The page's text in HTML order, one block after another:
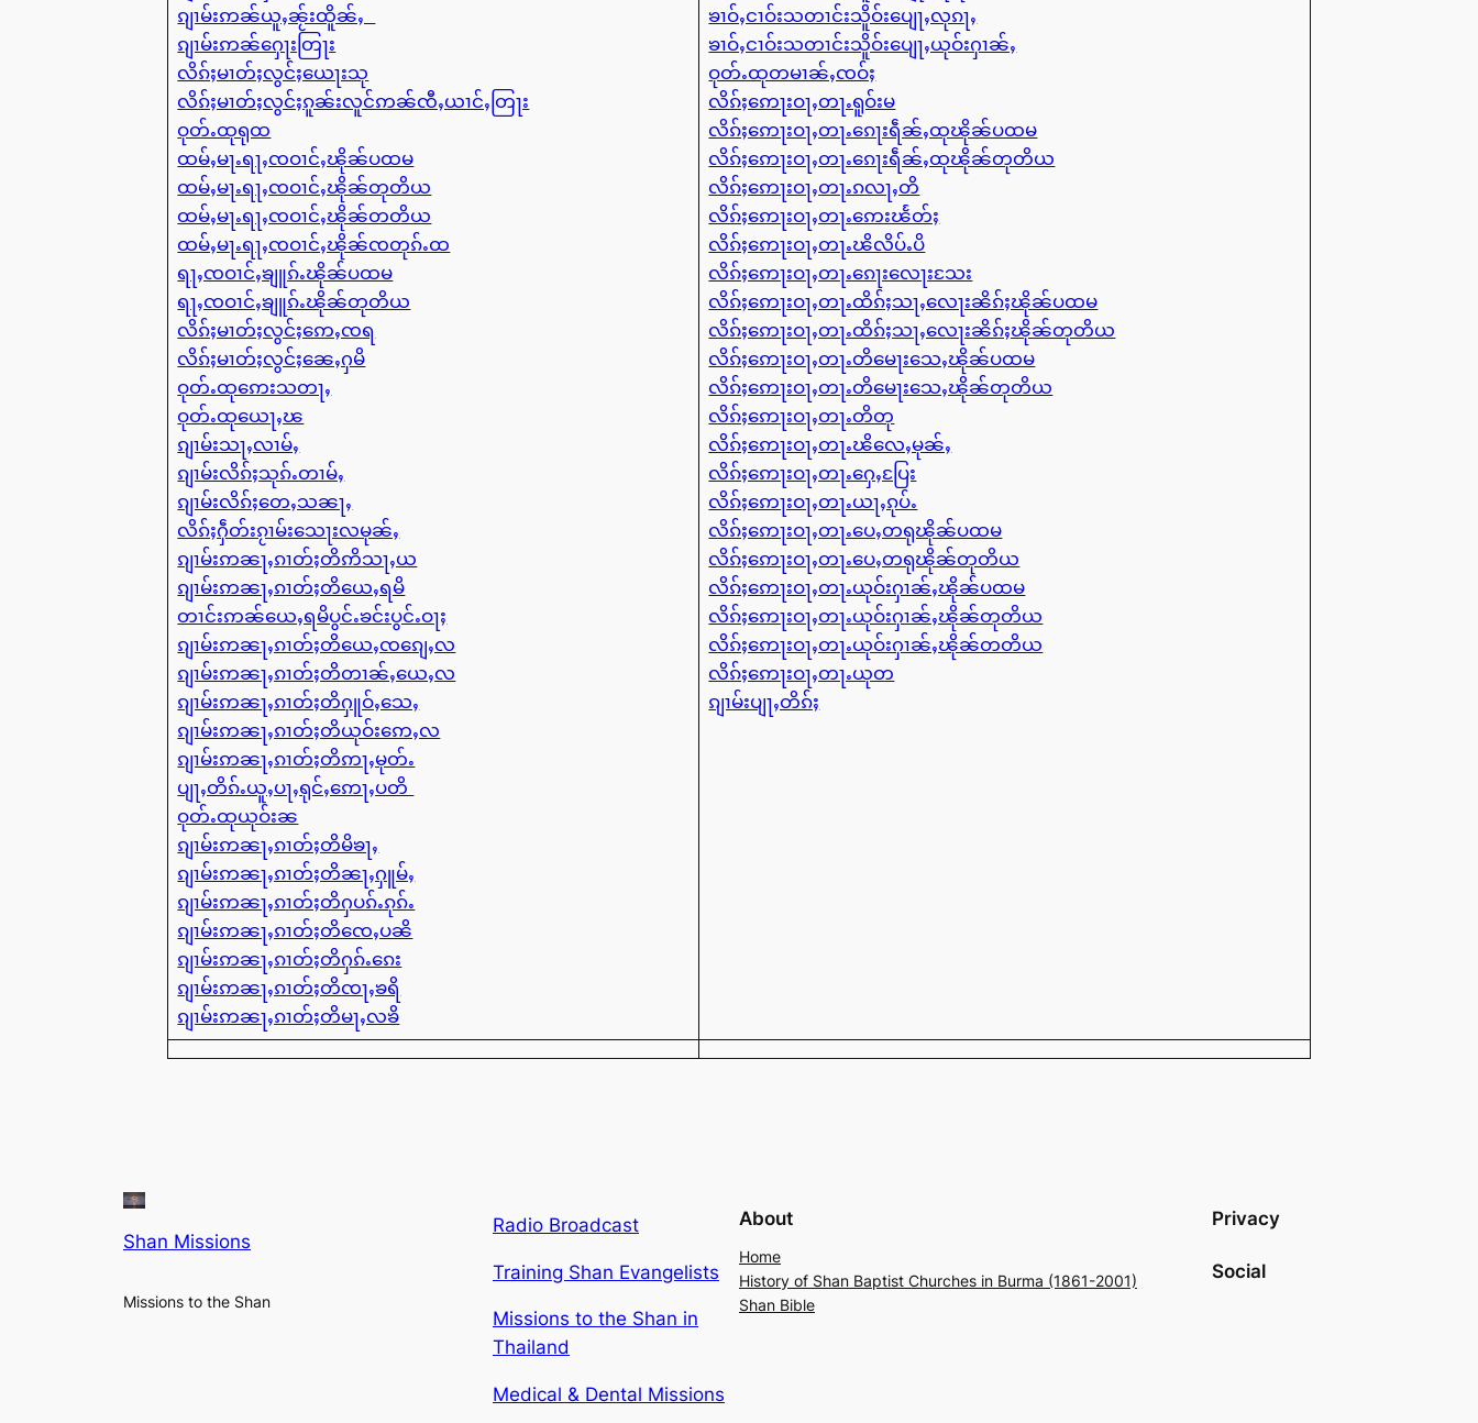
ၵျၢမ်းဢၼ်ယူႇၼႂ်းထိူၼ်ႇ
ၵျၢမ်းဢၼ်ႁေႃးတြႃး
လိၵ်ႈမၢတ်ႈလွင်ႈယေႃးသု
လိၵ်ႈမၢတ်ႈလွင်ႈၵူၼ်းလူင်ဢၼ်ၸီႇယၢင်ႇတြႃး
ဝုတ်ႉထုရုထ
ထမ်ႇမႃႉရႃႇၸဝၢင်ႇၽိုၼ်ပထမ
ထမ်ႇမႃႉရႃႇၸဝၢင်ႇၽိုၼ်တုတိယ
ထမ်ႇမႃႉရႃႇၸဝၢင်ႇၽိုၼ်တတိယ
ထမ်ႇမႃႉရႃႇၸဝၢင်ႇၽိုၼ်ၸတုၵ်ႉထ
ရႃႇၸဝၢင်ႇၶျူၵ်ႉၽိုၼ်ပထမ
ရႃႇၸဝၢင်ႇၶျူၵ်ႉၽိုၼ်တုတိယ
လိၵ်ႈမၢတ်ႈလွင်ႈဢေႇၸရ
လိၵ်ႈမၢတ်ႈလွင်ႈၼေႇႁမိ
ဝုတ်ႉထုဢေးသတႃႇ
ဝုတ်ႉထုယေႃႇၽ
ၵျၢမ်းသႃႇလၢမ်ႇ
ၵျၢမ်းလိၵ်ႈသုၵ်ႉတၢမ်ႇ
ၵျၢမ်းလိၵ်ႈတေႇသၼႃႇ
လိၵ်ႈႁဵတ်းၵႂၢမ်းသေႃးလမုၼ်ႇ
ၵျၢမ်းဢၼႃႇၵၢတ်ႈတိဢိသႃႇယ
ၵျၢမ်းဢၼႃႇၵၢတ်ႈတိယေႇရမိ
တၢင်းဢၼ်ယေႇရမိပွင်ႉၶင်းပွင်ႉဝႃႈ
ၵျၢမ်းဢၼႃႇၵၢတ်ႈတိယေႇၸၵျေႇလ
ၵျၢမ်းဢၼႃႇၵၢတ်ႈတိတၢၼ်ႇယေႇလ
ၵျၢမ်းဢၼႃႇၵၢတ်ႈတိႁူဝ်ႇသေႇ
ၵျၢမ်းဢၼႃႇၵၢတ်ႈတိယုဝ်းဢေႇလ
ၵျၢမ်းဢၼႃႇၵၢတ်ႈတိဢႃႇမုတ်ႉ
ပျႃႇတိၵ်ႉယူႇပႃႇရုင်ႇဢေႃႇပတိ
ဝုတ်ႉထုယုဝ်းၼ
ၵျၢမ်းဢၼႃႇၵၢတ်ႈတိမိၶႃႇ
ၵျၢမ်းဢၼႃႇၵၢတ်ႈတိၼႃႇႁူမ်ႇ
ၵျၢမ်းဢၼႃႇၵၢတ်ႈတိႁပၵ်ႉၵုၵ်ႉ
ၵျၢမ်းဢၼႃႇၵၢတ်ႈတိၸေႇပၼိ
ၵျၢမ်းဢၼႃႇၵၢတ်ႈတိႁၵ်ႉၵေး
ၵျၢမ်းဢၼႃႇၵၢတ်ႈတိၸႃႇၶရိ
ၵျၢမ်းဢၼႃႇၵၢတ်ႈတိမႃႇလၶိ
ၶၢဝ်ႇငၢဝ်းသတၢင်းသိူဝ်းပျေႃႇလုၵႃႇ
ၶၢဝ်ႇငၢဝ်းသတၢင်းသိူဝ်းပျေႃႇယုဝ်းႁၢၼ်ႇ
ဝုတ်ႉထုတမၢၼ်ႇၸဝ်ႈ
လိၵ်ႈဢေႃးဝႃႇတႃႉရူဝ်းမ
လိၵ်ႈဢေႃးဝႃႇတႃႉၵေႃးရဵၼ်ႇထုၽိုၼ်ပထမ
လိၵ်ႈဢေႃးဝႃႇတႃႉၵေႃးရဵၼ်ႇထုၽိုၼ်တုတိယ
လိၵ်ႈဢေႃးဝႃႇတႃႉၵလႃႇတိ
လိၵ်ႈဢေႃးဝႃႇတႃႉဢေးၽႅတ်ႈ
လိၵ်ႈဢေႃးဝႃႇတႃႉၽိလိပ်ႉပိ
လိၵ်ႈဢေႃးဝႃႇတႃႉၵေႃးလေႃးသႄး
လိၵ်ႈဢေႃးဝႃႇတႃႉထိၵ်ႈသႃႇလေႃးၼိၵ်ႈၽိုၼ်ပထမ
လိၵ်ႈဢေႃးဝႃႇတႃႉထိၵ်ႈသႃႇလေႃးၼိၵ်ႈၽိုၼ်တုတိယ
လိၵ်ႈဢေႃးဝႃႇတႃႉတိမေႃးသေႇၽိုၼ်ပထမ
လိၵ်ႈဢေႃးဝႃႇတႃႉတိမေႃးသေႇၽိုၼ်တုတိယ
လိၵ်ႈဢေႃးဝႃႇတႃႉတိတု
လိၵ်ႈဢေႃးဝႃႇတႃႉၽိလေႇမုၼ်ႇ
လိၵ်ႈဢေႃးဝႃႇတႃႉႁေႇပြႄး
လိၵ်ႈဢေႃးဝႃႇတႃႉယႃႇၵုပ်ႉ
လိၵ်ႈဢေႃးဝႃႇတႃႉပေႇတရုၽိုၼ်ပထမ
လိၵ်ႈဢေႃးဝႃႇတႃႉပေႇတရုၽိုၼ်တုတိယ
လိၵ်ႈဢေႃးဝႃႇတႃႉယုဝ်းႁၢၼ်ႇၽိုၼ်ပထမ
လိၵ်ႈဢေႃးဝႃႇတႃႉယုဝ်းႁၢၼ်ႇၽိုၼ်တုတိယ
လိၵ်ႈဢေႃးဝႃႇတႃႉယုဝ်းႁၢၼ်ႇၽိုၼ်တတိယ
လိၵ်ႈဢေႃးဝႃႇတႃႉယုတ
ၵျၢမ်းပျႃႇတိၵ်ႈ
Shan Missions
Missions to the Shan
Radio Broadcast
Training Shan Evangelists
Missions to the Shan in
Thailand
Medical & Dental Missions
About
Home
History of Shan Baptist Churches in Burma (1861-2001)
Shan Bible
Privacy
Social